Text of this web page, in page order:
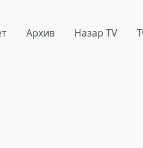
Архив Назар TV